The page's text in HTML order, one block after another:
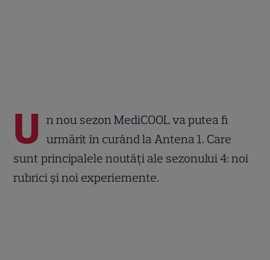
U n nou sezon MediCOOL va putea fi
urmărit în curând la Antena 1. Care
sunt principalele noutăți ale sezonului 4: noi
rubrici și noi experiemente.